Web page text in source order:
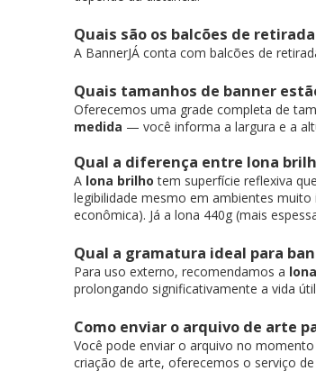
Quais são os balcões de
A BannerJÁ conta com balcões de
Quais tamanhos de banner
Oferecemos uma grade completa de
medida — você informa a largura e a
Qual a diferença entre lona
A lona brilho tem superfície reflexiva
legibilidade mesmo em ambientes
econômica). Já a lona 440g (mais
Qual a gramatura ideal para
Para uso externo, recomendamos a
prolongando significativamente a vida
Como enviar o arquivo de arte
Você pode enviar o arquivo no
criação de arte, oferecemos o serviço